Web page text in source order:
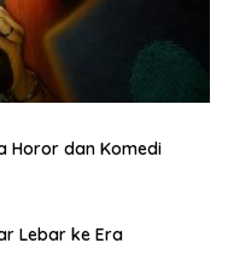
Horor dan Komedi
Lebar ke Era